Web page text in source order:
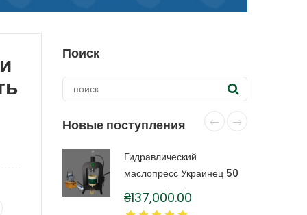
Поиск
Новые поступления
Гидравлический
маслопресс Украинец 50
тонн CraftOil с
капролоновой бочкой 6
₴137,000.00